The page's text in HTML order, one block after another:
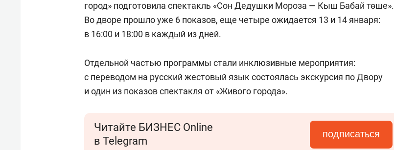
город» подготовила спектакль «Сон Дедушки Мороза — Кыш Бабай төше».
Во дворе прошло уже 6 показов, еще четыре ожидается 13 и 14 января:
в 16:00 и 18:00 в каждый из дней.
Отдельной частью программы стали инклюзивные мероприятия:
с переводом на русский жестовый язык состоялась экскурсия по Двору
и один из показов спектакля от «Живого города».
Читайте БИЗНЕС Online
в Telegram
подписаться